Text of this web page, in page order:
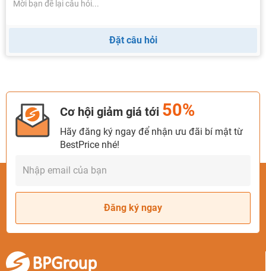
Đặt câu hỏi
Cơ hội giảm giá tới 50%
Hãy đăng ký ngay để nhận ưu đãi bí mật từ
BestPrice nhé!
Đăng ký ngay